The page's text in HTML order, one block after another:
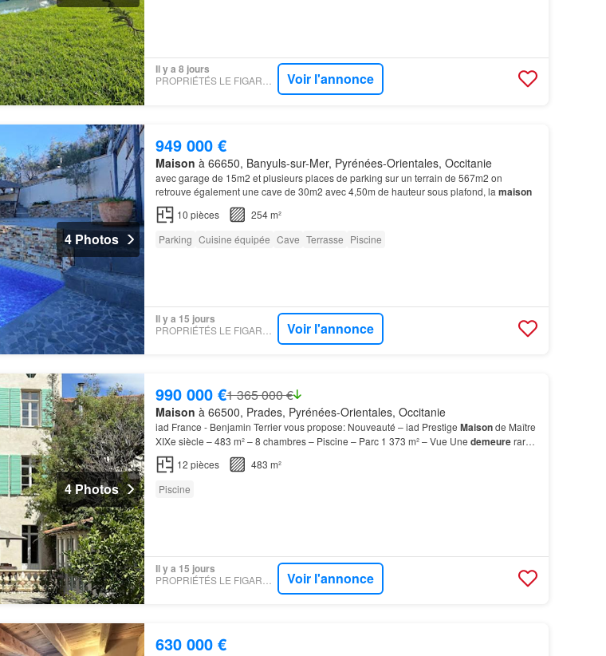
Il y a 8 jours
PROPRIÉTÉS LE FIGARO - IAD FRANCE Voir l'annonce
4 Photos
949 000 €
Maison à 66650, Banyuls-sur-Mer, Pyrénées-Orientales, Occitanie
avec garage de 15m2 et plusieurs places de parking sur un terrain de 567m2 on
retrouve également une cave de 30m2 avec 4,50m de hauteur sous plafond, la maison
10 pièces
254 m²
Parking Cuisine équipée Cave Terrasse Piscine
Il y a 15 jours
Voir l'annonce
4 Photos
990 000 €1 365 000 €
Maison à 66500, Prades, Pyrénées-Orientales, Occitanie
iad France - Benjamin Terrier vous propose: Nouveauté – iad Prestige Maisonde Maître
XIXe siècle – 483 m² – 8 chambres – Piscine – Parc 1 373 m² – Vue Une demeurerare
qui séduira aussi bien les amateurs de
12 pièces
483 m²
Piscine
Il y a 15 jours
Voir l'annonce
630 000 €